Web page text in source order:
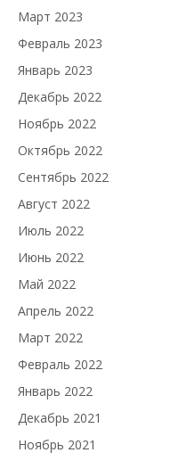
Март 2023
Февраль 2023
Январь 2023
Декабрь 2022
Ноябрь 2022
Октябрь 2022
Сентябрь 2022
Август 2022
Июль 2022
Июнь 2022
Май 2022
Апрель 2022
Март 2022
Февраль 2022
Январь 2022
Декабрь 2021
Ноябрь 2021